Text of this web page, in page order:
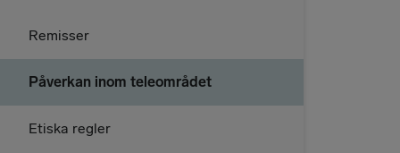
Remisser
Påverkan inom teleområdet
Etiska regler